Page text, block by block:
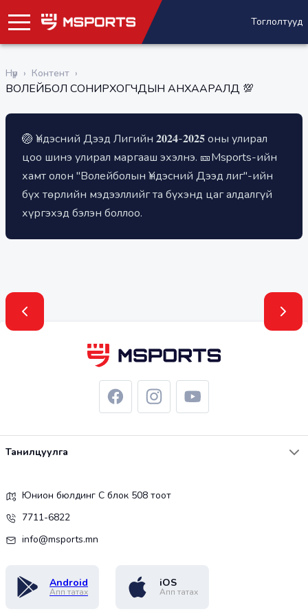
Тоглолтууд
Нүүр › Контент ›
ВОЛЕЙБОЛ СОНИРХОГЧДЫН АНХААРАЛД 💯
🏐 Үндэсний Дээд Лигийн 𝟐𝟎𝟐𝟒-𝟐𝟎𝟐𝟓 оны улирал
цоо шинэ улирал маргааш эхэлнэ. 🎫Msports-ийн
хамт олон "Волейболын Үндэсний Дээд лиг"-ийн
бүх төрлийн мэдээллийг та бүхэнд цаг алдалгүй
хүргэхэд бэлэн боллоо.
📈Тамирчдын тоглолтод үзүүлж буй дундаж
статистик үзүүлэлт 🧾Багуудын амжилтын хүснэгт
📊Тоглолтын сет бүрийн шууд статистик, Boxscore
💁Баг тамирчдын мэдээлэл
📆Тоглолтын хуваарь, үр дүн
Танилцуулга
Юнион бюлдинг С блок 508 тоот
7711-6822
info@msports.mn
Android
Апп татах
iOS
Апп татах